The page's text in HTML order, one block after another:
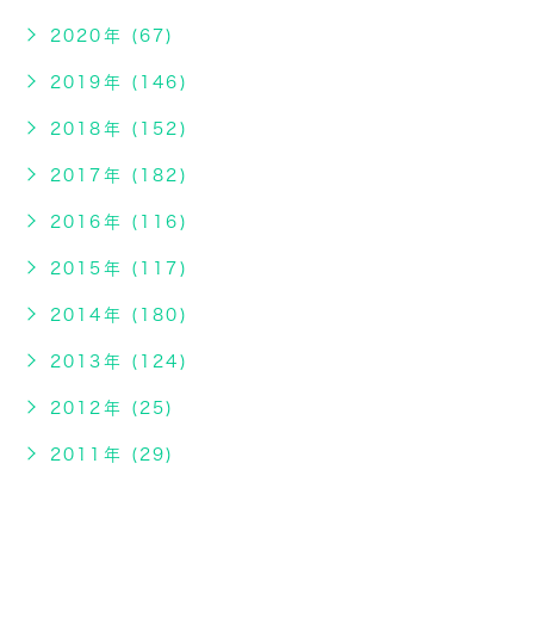
2020年 (67)
2019年 (146)
2018年 (152)
2017年 (182)
2016年 (116)
2015年 (117)
2014年 (180)
2013年 (124)
2012年 (25)
2011年 (29)